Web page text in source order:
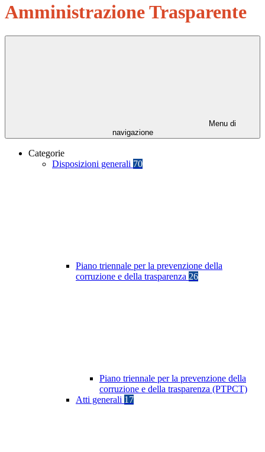
Amministrazione Trasparente
Menu di
navigazione
Categorie
Disposizioni generali 70
Piano triennale per la prevenzione della
corruzione e della trasparenza 26
Piano triennale per la prevenzione della
corruzione e della trasparenza (PTPCT)
Atti generali 17